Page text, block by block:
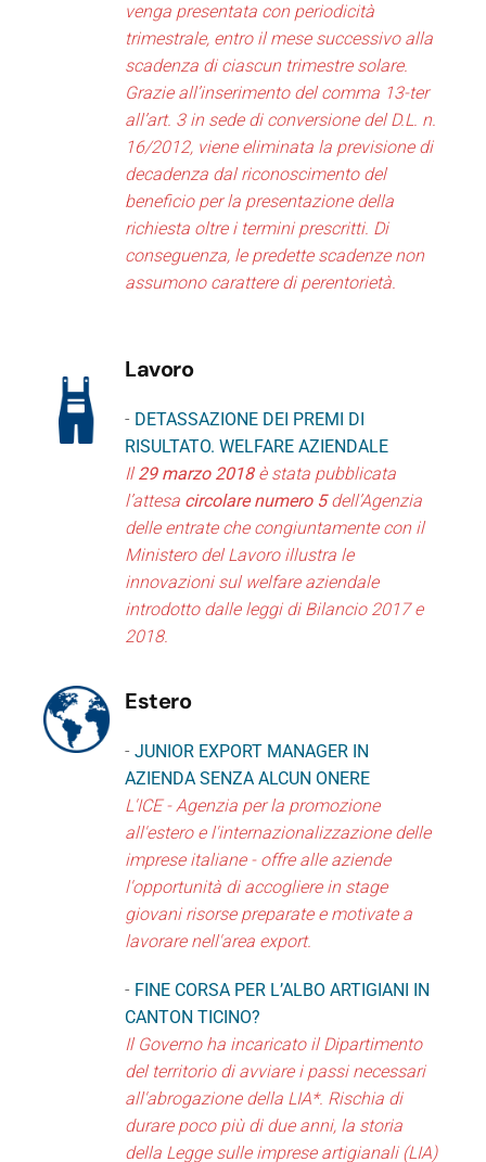
venga presentata con periodicità
trimestrale, entro il mese successivo alla
scadenza di ciascun trimestre solare.
Grazie all’inserimento del comma 13-ter
all’art. 3 in sede di conversione del D.L. n.
16/2012, viene eliminata la previsione di
decadenza dal riconoscimento del
beneficio per la presentazione della
richiesta oltre i termini prescritti. Di
conseguenza, le predette scadenze non
assumono carattere di perentorietà.
Lavoro
- DETASSAZIONE DEI PREMI DI
RISULTATO. WELFARE AZIENDALE
Il29 marzo 2018è stata pubblicata
l’attesa circolare numero 5dell’Agenzia
delle entrate che congiuntamente con il
Ministero del Lavoro illustra le
innovazioni sul welfare aziendale
introdotto dalle leggi di Bilancio 2017 e
2018.
Estero
- JUNIOR EXPORT MANAGER IN
AZIENDA SENZA ALCUN ONERE
L'ICE - Agenzia per la promozione
all'estero e l'internazionalizzazione delle
imprese italiane - offre alle aziende
l'opportunità di accogliere in stage
giovani risorse preparate e motivate a
lavorare nell'area export.
- FINE CORSA PER L’ALBO ARTIGIANI IN
CANTON TICINO?
Il Governo ha incaricato il Dipartimento
del territorio di avviare i passi necessari
all'abrogazione della LIA*. Rischia di
durare poco più di due anni, la storia
della Legge sulle imprese artigianali (LIA)